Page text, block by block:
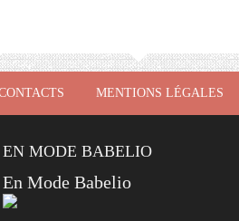
MENTIONS LÉGALES
EN MODE BABELIO
En Mode Babelio